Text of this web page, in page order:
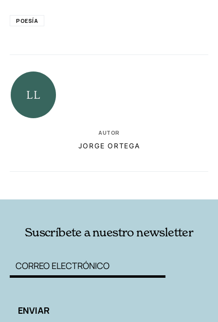
POESÍA
AUTOR
JORGE ORTEGA
Suscríbete a nuestro newsletter